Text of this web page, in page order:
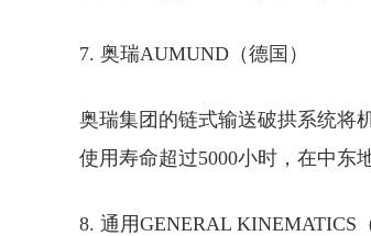
7. 奥瑞AUMUND（德国）
奥瑞集团的链式输送破拱系统将
使用寿命超过5000小时，在中东
8. 通用GENERAL KINEMATICS